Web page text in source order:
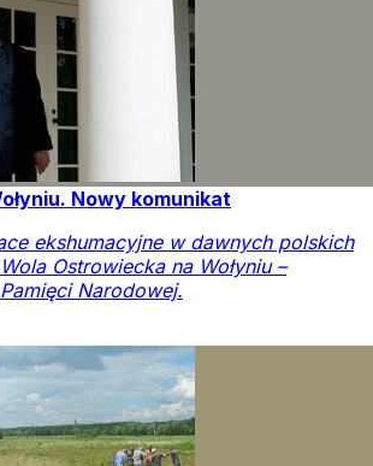
Nowy komunikat
ekshumacyjne w dawnych polskich
Ostrowiecka na Wołyniu –
Narodowej.